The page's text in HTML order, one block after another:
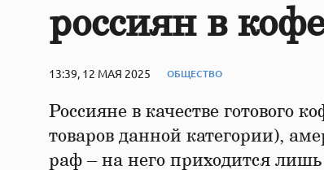
россиян в
13:39, 12 МАЯ 2025 ОБЩЕСТВО
Россияне в качестве готового
товаров данной категории),
раф – на него приходится